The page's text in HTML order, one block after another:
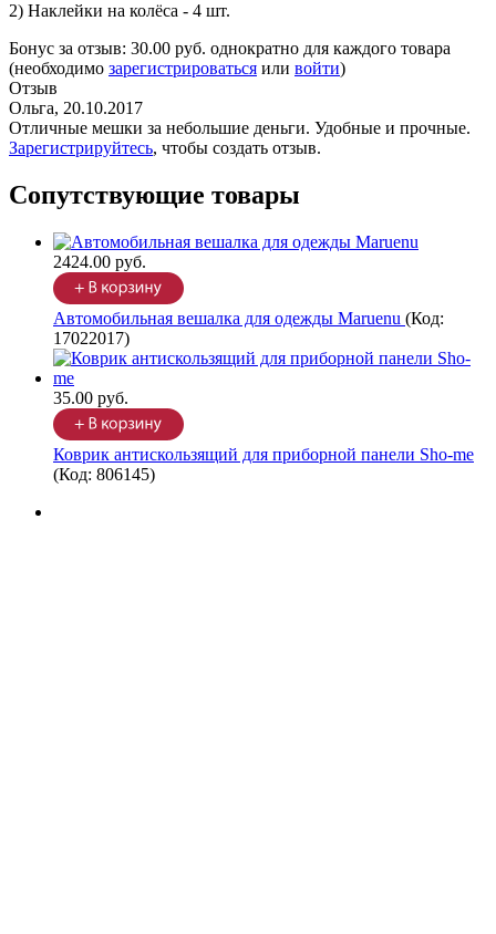
2) Наклейки на колёса - 4 шт.
Бонус за отзыв: 30.00 руб. однократно для каждого товара
(необходимо зарегистрироваться или войти)
Отзыв
Ольга, 20.10.2017
Отличные мешки за небольшие деньги. Удобные и прочные.
Зарегистрируйтесь, чтобы создать отзыв.
Сопутствующие товары
2424.00 руб.
Автомобильная вешалка для одежды Maruenu (Код:
17022017)
35.00 руб.
Коврик антискользящий для приборной панели Sho-me
(Код: 806145)